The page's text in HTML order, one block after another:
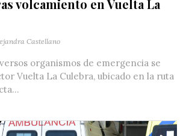
volcamiento en Vuelta La
Castellano
organismos de emergencia se
Vuelta La Culebra, ubicado en la ruta